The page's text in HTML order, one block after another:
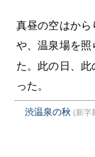
真昼の空はから
や、温泉場を照
た。此の日、此
った。
渋温泉の秋 (新字